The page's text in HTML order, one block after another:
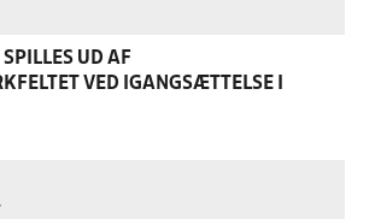
UD AF
VED IGANGSÆTTELSE I